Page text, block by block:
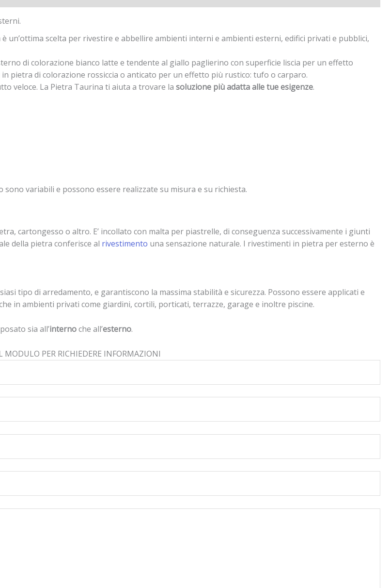
scelta per rivestire e abbellire ambienti interni e ambienti esterni, edifici privati e pubblici,
di colorazione bianco latte e tendente al giallo paglierino con superficie liscia per un effetto
pietra di colorazione rossiccia o anticato per un effetto più rustico: tufo o carparo.
veloce. La Pietra Taurina ti aiuta a trovare la soluzione più adatta alle tue esigenze.
variabili e possono essere realizzate su misura e su richiesta.
cartongesso o altro. E’ incollato con malta per piastrelle, di conseguenza successivamente i giunti
della pietra conferisce al rivestimento una sensazione naturale. I rivestimenti in pietra per esterno è
tipo di arredamento, e garantiscono la massima stabilità e sicurezza. Possono essere applicati e
in ambienti privati come giardini, cortili, porticati, terrazze, garage e inoltre piscine.
sia all’internoche all’esterno.
MODULO PER RICHIEDERE INFORMAZIONI